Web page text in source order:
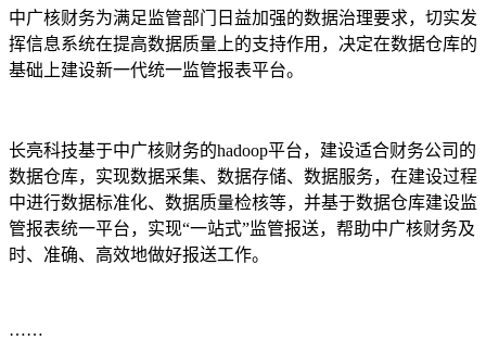
中广核财务为满足监管部门日益加强的数据治理要求，切实发
挥信息系统在提高数据质量上的支持作用，决定在数据仓库的
基础上建设新一代统一监管报表平台。
长亮科技基于中广核财务的hadoop平台，建设适合财务公司的
数据仓库，实现数据采集、数据存储、数据服务，在建设过程
中进行数据标准化、数据质量检核等，并基于数据仓库建设监
管报表统一平台，实现“一站式”监管报送，帮助中广核财务及
时、准确、高效地做好报送工作。
……